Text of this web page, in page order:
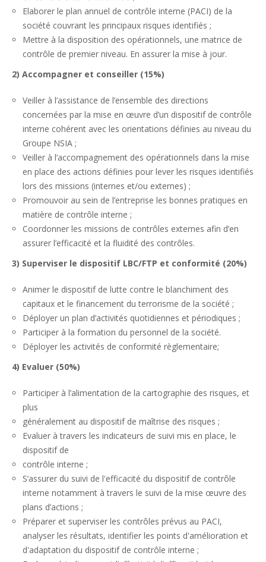
Elaborer le plan annuel de contrôle interne (PACI) de la
société couvrant les principaux risques identifiés ;
Mettre à la disposition des opérationnels, une matrice de
contrôle de premier niveau. En assurer la mise à jour.
2) Accompagner et conseiller (15%)
Veiller à l’assistance de l’ensemble des directions
concernées par la mise en œuvre d’un dispositif de contrôle
interne cohérent avec les orientations définies au niveau du
Groupe NSIA ;
Veiller à l’accompagnement des opérationnels dans la mise
en place des actions définies pour lever les risques identifiés
lors des missions (internes et/ou externes) ;
Promouvoir au sein de l’entreprise les bonnes pratiques en
matière de contrôle interne ;
Coordonner les missions de contrôles externes afin d’en
assurer l’efficacité et la fluidité des contrôles.
3) Superviser le dispositif LBC/FTP et conformité (20%)
Animer le dispositif de lutte contre le blanchiment des
capitaux et le financement du terrorisme de la société ;
Déployer un plan d’activités quotidiennes et périodiques ;
Participer à la formation du personnel de la société.
Déployer les activités de conformité règlementaire;
4) Evaluer (50%)
Participer à l’alimentation de la cartographie des risques, et
plus
généralement au dispositif de maîtrise des risques ;
Evaluer à travers les indicateurs de suivi mis en place, le
dispositif de
contrôle interne ;
S’assurer du suivi de l'efficacité du dispositif de contrôle
interne notamment à travers le suivi de la mise œuvre des
plans d’actions ;
Préparer et superviser les contrôles prévus au PACI,
analyser les résultats, identifier les points d'amélioration et
d'adaptation du dispositif de contrôle interne ;